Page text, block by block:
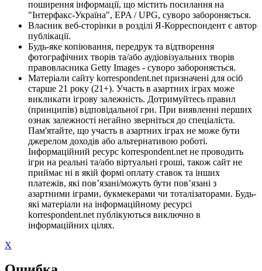
поширення інформації, що містить посилання на
"Інтерфакс-Україна", EPA / UPG, суворо забороняється.
Власник веб-сторінки в розділі Я-Корреспондент є автор
публікації.
Будь-яке копіювання, передрук та відтворення
фотографічних творів та/або аудіовізуальних творів
правовласника Getty Images - суворо забороняється.
Матеріали сайту korrespondent.net призначені для осіб
старше 21 року (21+). Участь в азартних іграх може
викликати ігрову залежність. Дотримуйтесь правил
(принципів) відповідальної гри. При виявленні перших
ознак залежності негайно зверніться до спеціаліста.
Пам'ятайте, що участь в азартних іграх не може бути
джерелом доходів або альтернативою роботі.
Інформаційний ресурс korrespondent.net не проводить
ігри на реальні та/або віртуальні гроші, також сайт не
приймає ні в якій формі оплату ставок та інших
платежів, які пов’язані/можуть бути пов’язані з
азартними іграми, букмекерами чи тоталізаторами. Будь-
які матеріали на інформаційному ресурсі
korrespondent.net публікуються виключно в
інформаційних цілях.
X